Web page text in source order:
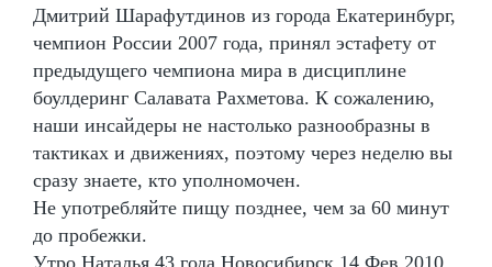
Дмитрий Шарафутдинов из города Екатеринбург,
чемпион России 2007 года, принял эстафету от
предыдущего чемпиона мира в дисциплине
боулдеринг Салавата Рахметова. К сожалению,
наши инсайдеры не настолько разнообразны в
тактиках и движениях, поэтому через неделю вы
сразу знаете, кто уполномочен.
Не употребляйте пищу позднее, чем за 60 минут
до пробежки.
Утро Наталья 43 года Новосибирск 14 Фев 2010